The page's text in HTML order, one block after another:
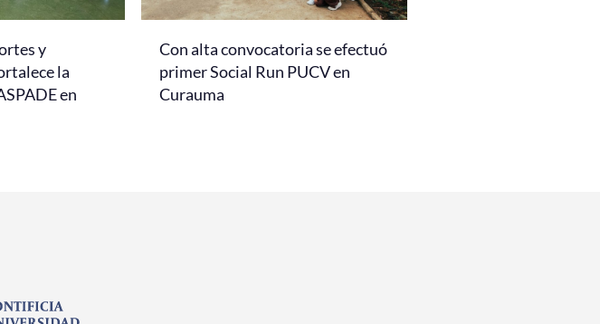
y
la
en
Con alta convocatoria se efectuó
primer Social Run PUCV en
Curauma